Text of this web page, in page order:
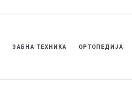
ЗАБНА ТЕХНИКА ОРТОПЕДИЈА